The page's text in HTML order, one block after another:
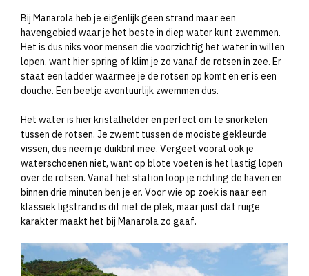
Bij Manarola heb je eigenlijk geen strand maar een
havengebied waar je het beste in diep water kunt zwemmen.
Het is dus niks voor mensen die voorzichtig het water in willen
lopen, want hier spring of klim je zo vanaf de rotsen in zee. Er
staat een ladder waarmee je de rotsen op komt en er is een
douche. Een beetje avontuurlijk zwemmen dus.
Het water is hier kristalhelder en perfect om te snorkelen
tussen de rotsen. Je zwemt tussen de mooiste gekleurde
vissen, dus neem je duikbril mee. Vergeet vooral ook je
waterschoenen niet, want op blote voeten is het lastig lopen
over de rotsen. Vanaf het station loop je richting de haven en
binnen drie minuten ben je er. Voor wie op zoek is naar een
klassiek ligstrand is dit niet de plek, maar juist dat ruige
karakter maakt het bij Manarola zo gaaf.